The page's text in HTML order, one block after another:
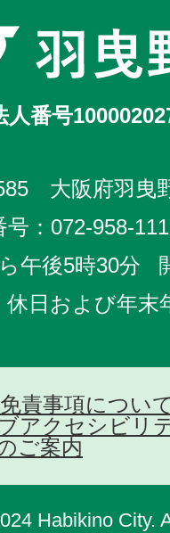
人番号
大阪府羽曳
： 072-958-
午後5時30分
休日および年
免責事項につい
アクセシビリ
ご案内
Habikino City.